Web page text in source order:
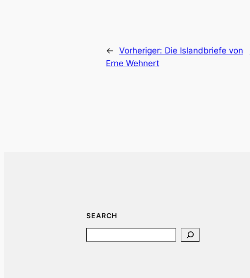
← Vorheriger: Die Islandbriefe von
Erne Wehnert
SEARCH